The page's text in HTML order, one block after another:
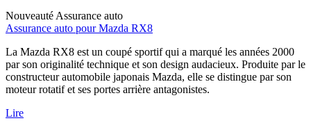
Nouveauté Assurance auto
Assurance auto pour Mazda RX8
La Mazda RX8 est un coupé sportif qui a marqué les années 2000
par son originalité technique et son design audacieux. Produite par le
constructeur automobile japonais Mazda, elle se distingue par son
moteur rotatif et ses portes arrière antagonistes.
Lire